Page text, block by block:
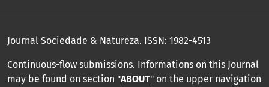
Journal Sociedade & Natureza. ISSN: 1982-4513
Continuous-flow submissions. Informations on this Journal
may be found on section "ABOUT" on the upper navigation